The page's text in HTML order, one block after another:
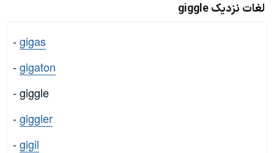
لغات نزدیک giggle
-gigas
-gigaton
- giggle
-giggler
-gigil